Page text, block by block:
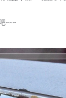
~~~